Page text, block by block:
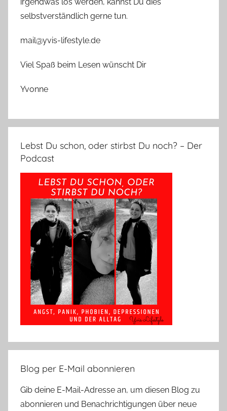
selbstverständlich gerne tun.
mail@yvis-lifestyle.de
Viel Spaß beim Lesen wünscht Dir
Yvonne
Lebst Du schon, oder stirbst Du noch? – Der
Podcast
Blog per E-Mail abonnieren
Gib deine E-Mail-Adresse an, um diesen Blog zu
abonnieren und Benachrichtigungen über neue